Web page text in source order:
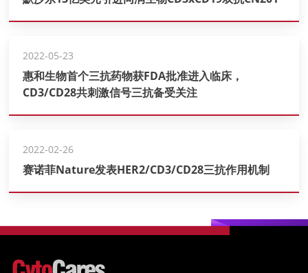
2022-05-23
惠和生物首个三抗药物获FDA批准进入临床，
CD3/CD28共刺激信号三抗备受关注
2022-02-26
赛诺菲Nature发表HER2/CD3/CD28三抗作用机制